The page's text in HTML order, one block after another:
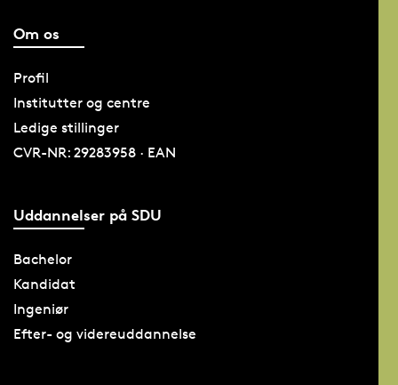
Om os
Profil
Institutter og centre
Ledige stillinger
CVR-NR: 29283958 · EAN
Uddannelser på SDU
Bachelor
Kandidat
Ingeniør
Efter- og videreuddannelse